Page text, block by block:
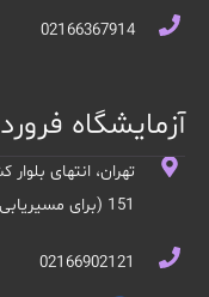
02166367914
آزمایشگاه
تهران، انتهای
151 (برای مسیریابی ضربه بزنید)
02166902121